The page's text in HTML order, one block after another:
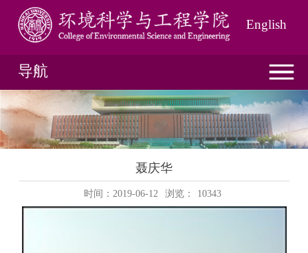
English
导航
聂庆华
时间：2019-06-12 浏览： 10343